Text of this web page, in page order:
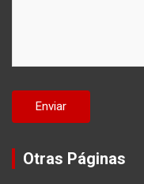
Otras Páginas